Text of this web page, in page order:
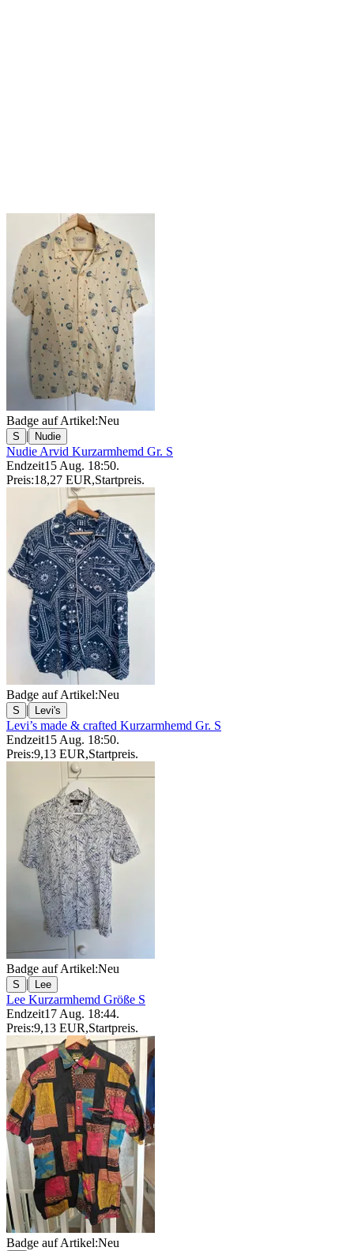
Badge auf Artikel:Neu
S | Nudie
Nudie Arvid Kurzarmhemd Gr. S
Endzeit15 Aug. 18:50.
Preis:18,27 EUR,Startpreis.
Badge auf Artikel:Neu
S | Levi's
Levi’s made & crafted Kurzarmhemd Gr. S
Endzeit15 Aug. 18:50.
Preis:9,13 EUR,Startpreis.
Badge auf Artikel:Neu
S | Lee
Lee Kurzarmhemd Größe S
Endzeit17 Aug. 18:44.
Preis:9,13 EUR,Startpreis.
Badge auf Artikel:Neu